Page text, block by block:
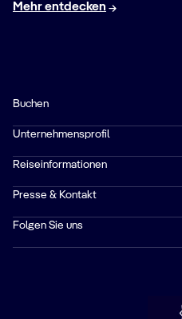
Mehr entdecken
Buchen
Unternehmensprofil
Reiseinformationen
Presse & Kontakt
Folgen Sie uns